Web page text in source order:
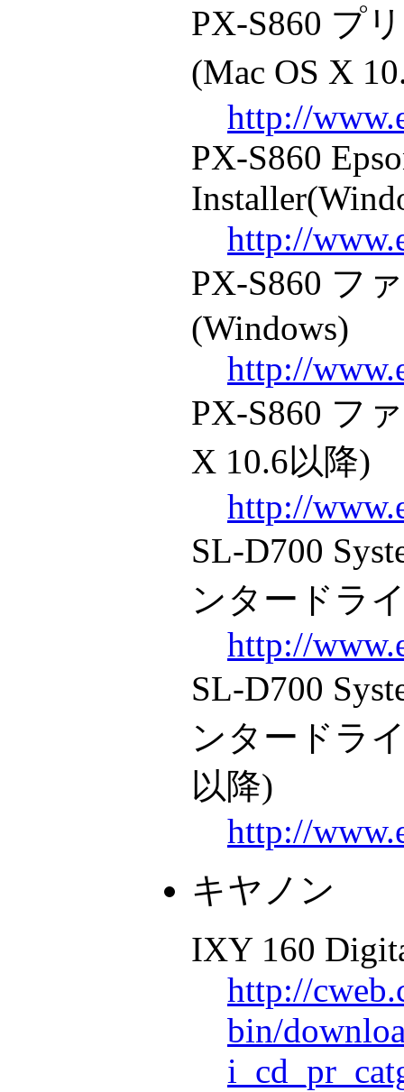
PX-S860 プ
(Mac OS X
http://
PX-S860
http://
PX-S860 フ
(Windows)
http://
PX-S860 フ
X 10.6以降)
http://
SL-D700
ンタードラ
http://
SL-D700
ンタードラ
以降)
http://
キヤノン
IXY 160
http://
bin/